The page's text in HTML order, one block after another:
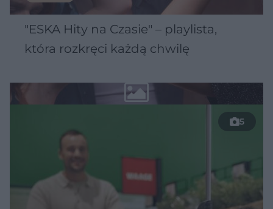
"ESKA Hity na Czasie" – playlista,
która rozkręci każdą chwilę
5